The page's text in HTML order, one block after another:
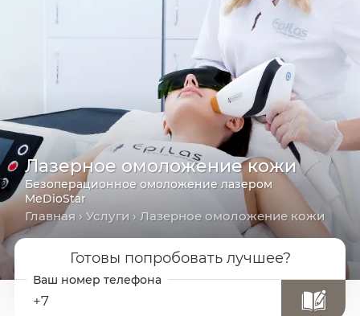
Лазерное омоложение кожи
Безоперационное омоложение лазером
MeDioStar
Главная ›Услуги › Лазерное омоложение кожи
Готовы попробовать лучшее?
+7